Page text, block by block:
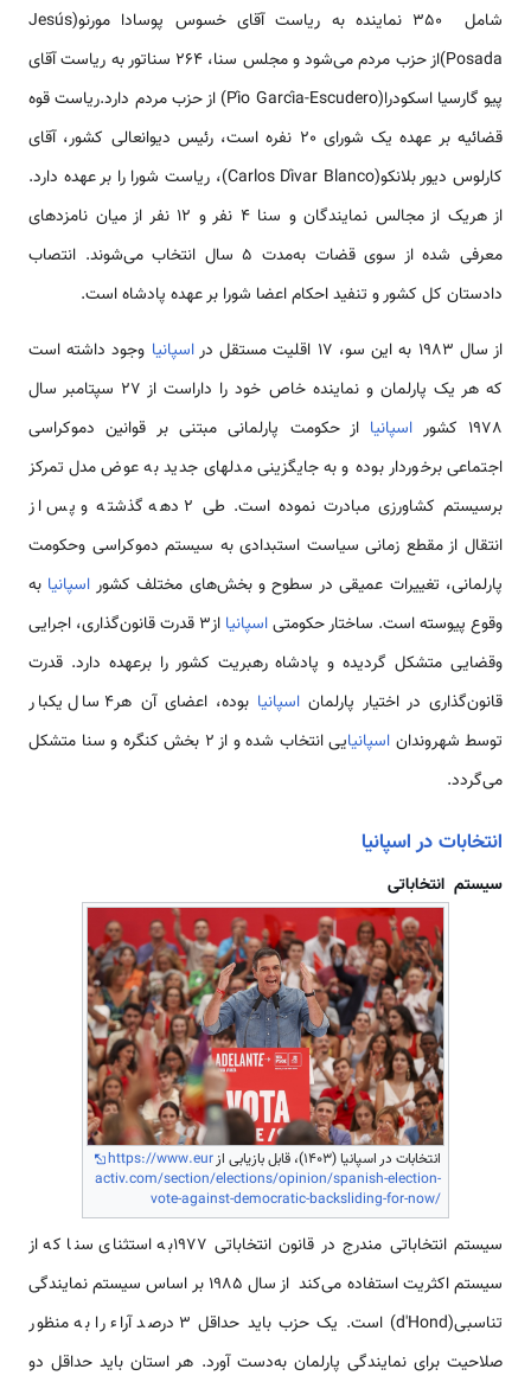
شامل 350 نماینده به ریاست آقای خسوس پوسادا مورنو(Jesús
Posada)از حزب مردم می‌شود و مجلس سنا، 264 سناتور به ریاست آقای
پیو گارسیا اسکودرا(Pío García-Escudero) از حزب مردم دارد.ریاست قوه
قضائیه بر عهده یک شورای 20 نفره است، رئیس دیوانعالی کشور، آقای
کارلوس دیور بلانکو(Carlos Dívar Blanco)، ریاست شورا را بر عهده دارد.
از هریک از مجالس نمایندگان و سنا 4 نفر و 12 نفر از میان نامزدهای
معرفی شده از سوی قضات به‌مدت 5 سال انتخاب می‌شوند. انتصاب
دادستان کل کشور و تنفید احکام اعضا شورا بر عهده پادشاه است.
از سال 1983 به این سو، 17 اقلیت مستقل در اسپانیا وجود داشته است
که هر یک پارلمان و نماینده خاص خود را داراست از 27 سپتامبر سال
1978 کشور
اسپانیا از حکومت پارلمانی مبتنی بر قوانین دموکراسی
اجتماعی برخوردار بوده و به جایگزینی مدلهای جدید به عوض مدل تمرکز
برسیستم کشاورزی مبادرت نموده است. طی 2 دهه گذشته و پس از
انتقال از مقطع زمانی سیاست استبدادی به سیستم دموکراسی وحکومت
پارلمانی، تغییرات عمیقی در سطوح و بخش‌های مختلف کشور اسپانیا به
وقوع پیوسته است. ساختار حکومتیاسپانیا
از3 قدرت قانون‌گذاری، اجرایی
وقضایی متشکل گردیده و پادشاه رهبریت کشور را برعهده دارد. قدرت
قانون‌گذاری در اختیار پارلمان اسپانیا
بوده، اعضای آن هر4 سال یکبار
توسط شهروندان اسپانیا
یی انتخاب شده و از 2 بخش کنگره و سنا متشکل
می‌گردد.
انتخابات در اسپانیا
سیستم انتخاباتی
انتخابات در اسپانیا (1403)، قابل بازیابی از
https://www.eur
activ.com/section/elections/opinion/spanish-election-
vote-against-democratic-backsliding-for-now/
سیستم انتخاباتی مندرج در قانون انتخاباتی 1977به استثنای سنا که از
سیستم اکثریت استفاده می‌کند از سال 1985 بر اساس سیستم نمایندگی
تناسبی(d'Hond) است. یک حزب باید حداقل 3 درصد آراء را به منظور
صلاحیت برای نمایندگی پارلمان به‌دست آورد. هر استان باید حداقل دو